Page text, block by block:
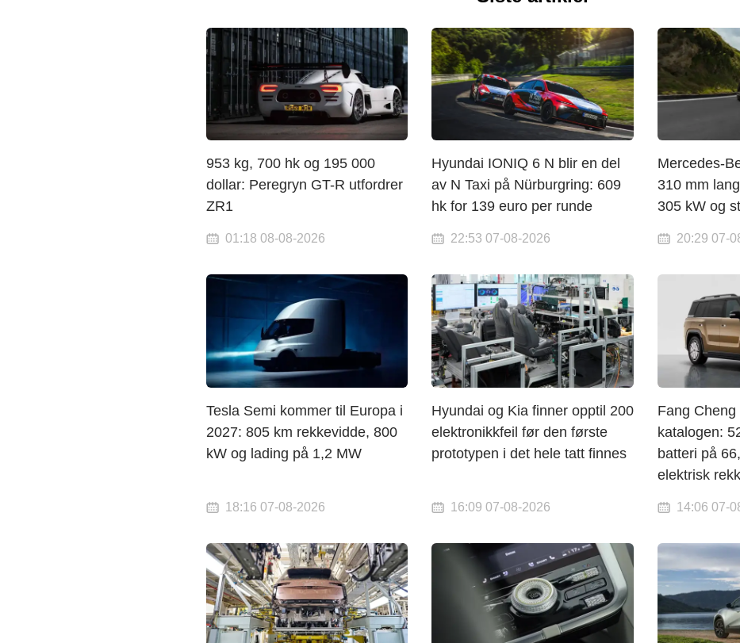
953 kg, 700 hk og 195 000
dollar: Peregryn GT-R utfordrer
ZR1
01:18 08-08-2026
Hyundai IONIQ 6 N blir en del
av N Taxi på Nürburgring: 609
hk for 139 euro per runde
22:53 07-08-2026
Mercedes-
310 mm
305 kW og
20:29 07-
Tesla Semi kommer til Europa i
2027: 805 km rekkevidde, 800
kW og lading på 1,2 MW
18:16 07-08-2026
Hyundai og Kia finner opptil 200
elektronikkfeil før den første
prototypen i det hele tatt finnes
16:09 07-08-2026
Fang Cheng
katalogen:
batteri på
elektrisk
14:06 07-